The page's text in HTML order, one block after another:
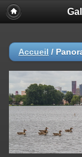
Accueil /